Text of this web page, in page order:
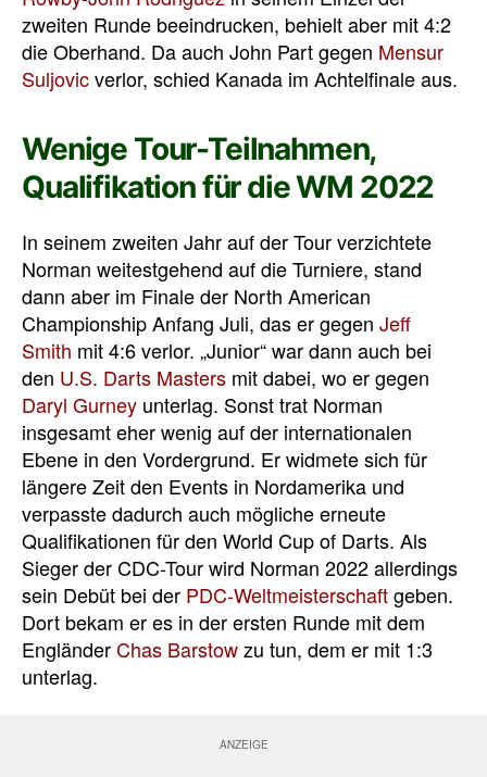
zweiten Runde beeindrucken, behielt aber mit 4:2
die Oberhand. Da auch John Part gegen Mensur
Suljovicverlor, schied Kanada im Achtelfinale aus.
Wenige Tour-Teilnahmen,
Qualifikation für die WM 2022
In seinem zweiten Jahr auf der Tour verzichtete
Norman weitestgehend auf die Turniere, stand
dann aber im Finale der North American
Championship Anfang Juli, das er gegen Jeff
Smith mit 4:6 verlor. „Junior“ war dann auch bei
den U.S. Darts Masters mit dabei, wo er gegen
Daryl Gurney unterlag. Sonst trat Norman
insgesamt eher wenig auf der internationalen
Ebene in den Vordergrund. Er widmete sich für
längere Zeit den Events in Nordamerika und
verpasste dadurch auch mögliche erneute
Qualifikationen für den World Cup of Darts. Als
Sieger der CDC-Tour wird Norman 2022 allerdings
sein Debüt bei der PDC-Weltmeisterschaftgeben.
Dort bekam er es in der ersten Runde mit dem
EngländerChas Barstowzu tun, dem er mit 1:3
unterlag.